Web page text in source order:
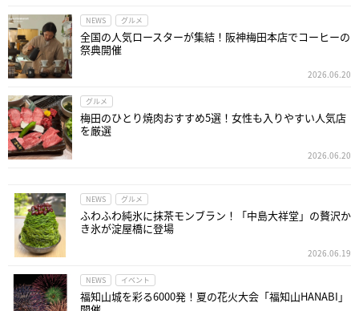
NEWS グルメ
全国の人気ロースターが集結！阪神梅田本店でコーヒーの
祭典開催
2026.06.20
グルメ
梅田のひとり焼肉おすすめ5選！女性も入りやすい人気店
を厳選
2026.06.20
NEWS グルメ
ふわふわ純氷に抹茶モンブラン！「中島大祥堂」の贅沢か
き氷が淀屋橋に登場
2026.06.19
NEWS イベント
福知山城を彩る6000発！夏の花火大会「福知山HANABI」